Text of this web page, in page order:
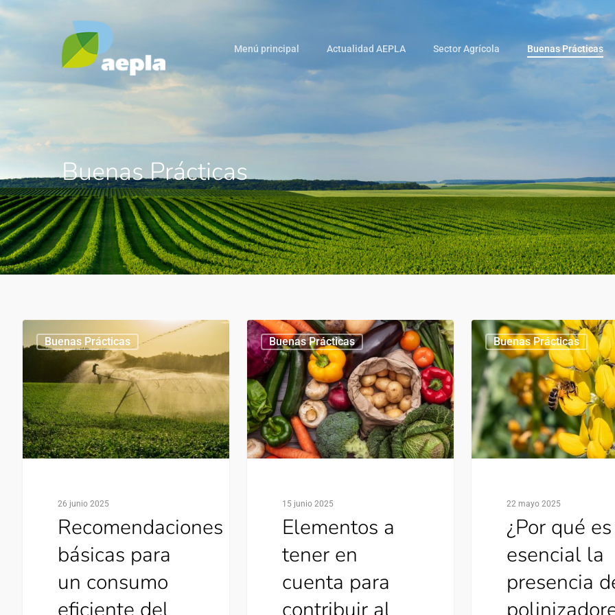
Menú principal Actualidad AEPLA Sector Agrícola Buenas Prácticas
Buenas Prácticas
Buenas Prácticas
26 junio 2025
Recomendaciones
básicas para
un consumo
Buenas Prácticas
15 junio 2025
Elementos a
tener en
cuenta para
Buenas Prácticas
22 mayo 2025
¿Por qué es
esencial la
presencia